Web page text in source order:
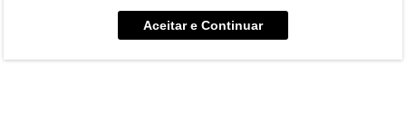
Aceitar e Continuar